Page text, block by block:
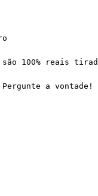
100% reais
a vontade!